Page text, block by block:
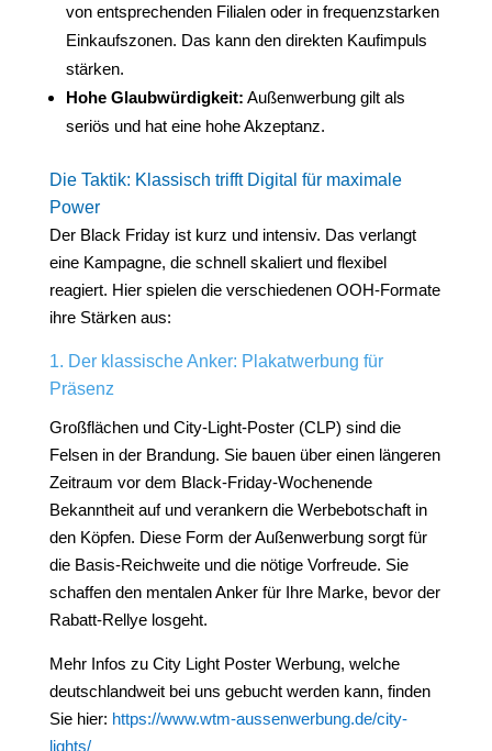
von entsprechenden Filialen oder in frequenzstarken
Einkaufszonen. Das kann den direkten Kaufimpuls
stärken.
Hohe Glaubwürdigkeit: Außenwerbung gilt als
seriös und hat eine hohe Akzeptanz.
Die Taktik: Klassisch trifft Digital für maximale
Power
Der Black Friday ist kurz und intensiv. Das verlangt
eine Kampagne, die schnell skaliert und flexibel
reagiert. Hier spielen die verschiedenen OOH-Formate
ihre Stärken aus:
1. Der klassische Anker: Plakatwerbung für
Präsenz
Großflächen und City-Light-Poster (CLP) sind die
Felsen in der Brandung. Sie bauen über einen längeren
Zeitraum vor dem Black-Friday-Wochenende
Bekanntheit auf und verankern die Werbebotschaft in
den Köpfen. Diese Form der Außenwerbung sorgt für
die Basis-Reichweite und die nötige Vorfreude. Sie
schaffen den mentalen Anker für Ihre Marke, bevor der
Rabatt-Rellye losgeht.
Mehr Infos zu City Light Poster Werbung, welche
deutschlandweit bei uns gebucht werden kann, finden
Sie hier: https://www.wtm-aussenwerbung.de/city-
lights/